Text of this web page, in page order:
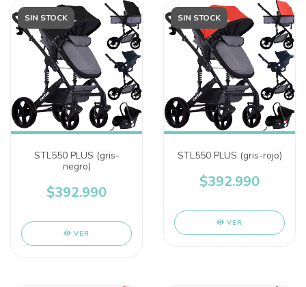
SIN STOCK
STL550 PLUS (gris-
negro)
$392.990
VER
SIN STOCK
STL550 PLUS (gris-rojo)
$392.990
VER